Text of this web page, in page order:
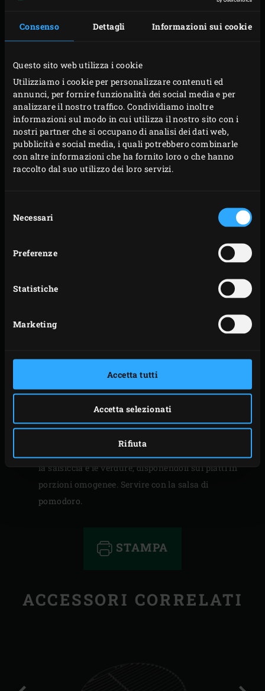
Consenso Dettagli Informazioni sui cookie
Questo sito web utilizza i cookie
Utilizziamo i cookie per personalizzare contenuti ed
annunci, per fornire funzionalità dei social media e per
analizzare il nostro traffico. Condividiamo inoltre
informazioni sul modo in cui utilizza il nostro sito con i
nostri partner che si occupano di analisi dei dati web,
pubblicità e social media, i quali potrebbero combinarle
con altre informazioni che ha fornito loro o che hanno
raccolto dal suo utilizzo dei loro servizi.
delNecessari
Preferenze
Statistiche
Marketing
Accetta tutti
Accetta selezionati
Rifiuta
Scaldare il Big Green Egg con la Cast Iron Grid
frattempo, tagliare ogni salsiccia in otto pezzi
rimuovere i gambi e i semi; quindi, usando forme
pezzetti del diametro di circa 4 cm. Affettare la
zucchina a rondelle dello spessore di circa 7 mm ed
Togliere gli spiedini dall’EGG e sfilare delicatamente
la salsiccia e le verdure, disponendoli sui piatti in
porzioni omogenee. Servire con la salsa di
pomodoro.
STAMPA
ACCESSORI CORRELATI